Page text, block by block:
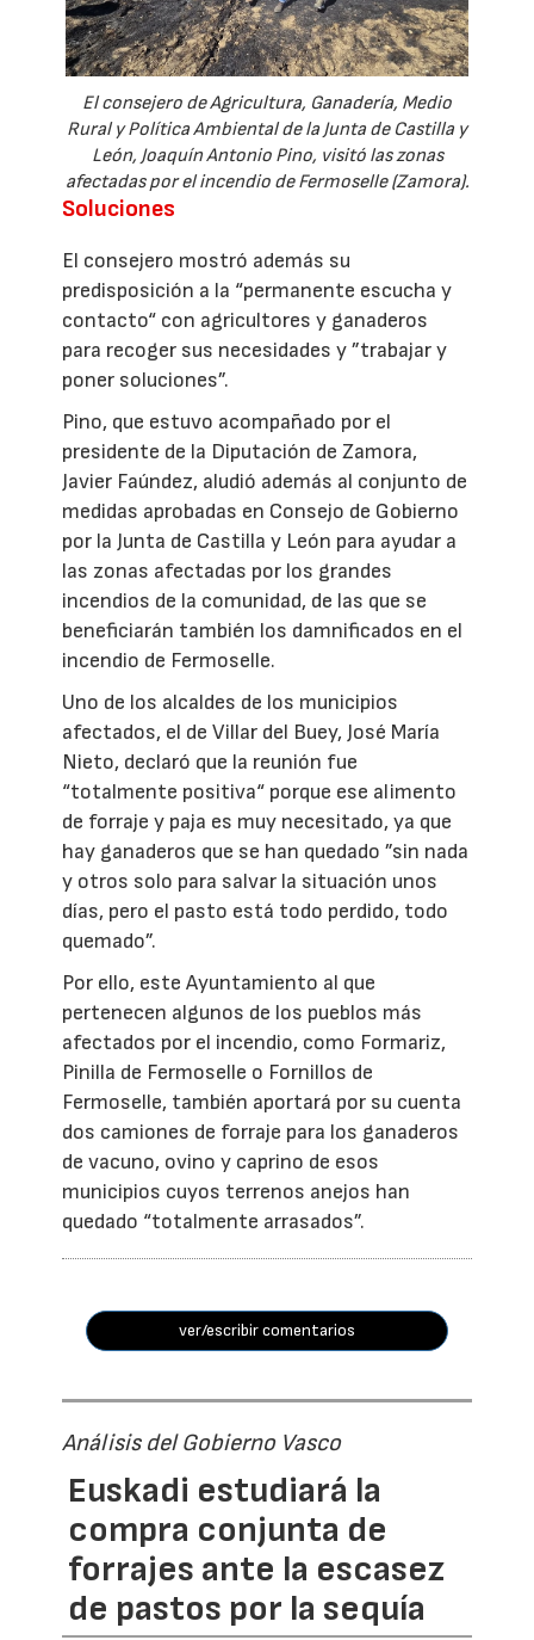
El consejero de Agricultura, Ganadería, Medio
Rural y Política Ambiental de la Junta de Castilla y
León, Joaquín Antonio Pino, visitó las zonas
afectadas por el incendio de Fermoselle (Zamora).
Soluciones
El consejero mostró además su
predisposición a la “permanente escucha y
contacto“ con agricultores y ganaderos
para recoger sus necesidades y ”trabajar y
poner soluciones”.
Pino, que estuvo acompañado por el
presidente de la Diputación de Zamora,
Javier Faúndez, aludió además al conjunto de
medidas aprobadas en Consejo de Gobierno
por la Junta de Castilla y León para ayudar a
las zonas afectadas por los grandes
incendios de la comunidad, de las que se
beneficiarán también los damnificados en el
incendio de Fermoselle.
Uno de los alcaldes de los municipios
afectados, el de Villar del Buey, José María
Nieto, declaró que la reunión fue
“totalmente positiva“ porque ese alimento
de forraje y paja es muy necesitado, ya que
hay ganaderos que se han quedado ”sin nada
y otros solo para salvar la situación unos
días, pero el pasto está todo perdido, todo
quemado”.
Por ello, este Ayuntamiento al que
pertenecen algunos de los pueblos más
afectados por el incendio, como Formariz,
Pinilla de Fermoselle o Fornillos de
Fermoselle, también aportará por su cuenta
dos camiones de forraje para los ganaderos
de vacuno, ovino y caprino de esos
municipios cuyos terrenos anejos han
quedado “totalmente arrasados”.
ver/escribir comentarios
Análisis del Gobierno Vasco
Euskadi estudiará la
compra conjunta de
forrajes ante la escasez
de pastos por la sequía